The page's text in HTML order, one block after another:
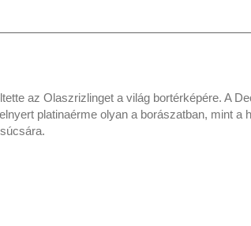
az Olaszrizlinget a világ bortérképére. A
platinaérme olyan a borászatban, mint a